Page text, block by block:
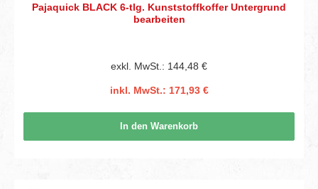
Pajaquick BLACK 6-tlg. Kunststoffkoffer Untergrund
bearbeiten
exkl. MwSt.: 144,48 €
inkl. MwSt.: 171,93 €
In den Warenkorb